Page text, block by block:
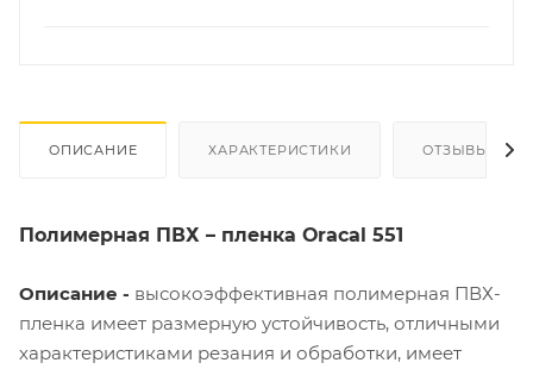
ОПИСАНИЕ ХАРАКТЕРИСТИКИ ОТЗЫВЫ
Полимерная ПВХ – пленка Oracal 551
Описание - высокоэффективная полимерная ПВХ-
пленка имеет размерную устойчивость, отличными
характеристиками резания и обработки, имеет